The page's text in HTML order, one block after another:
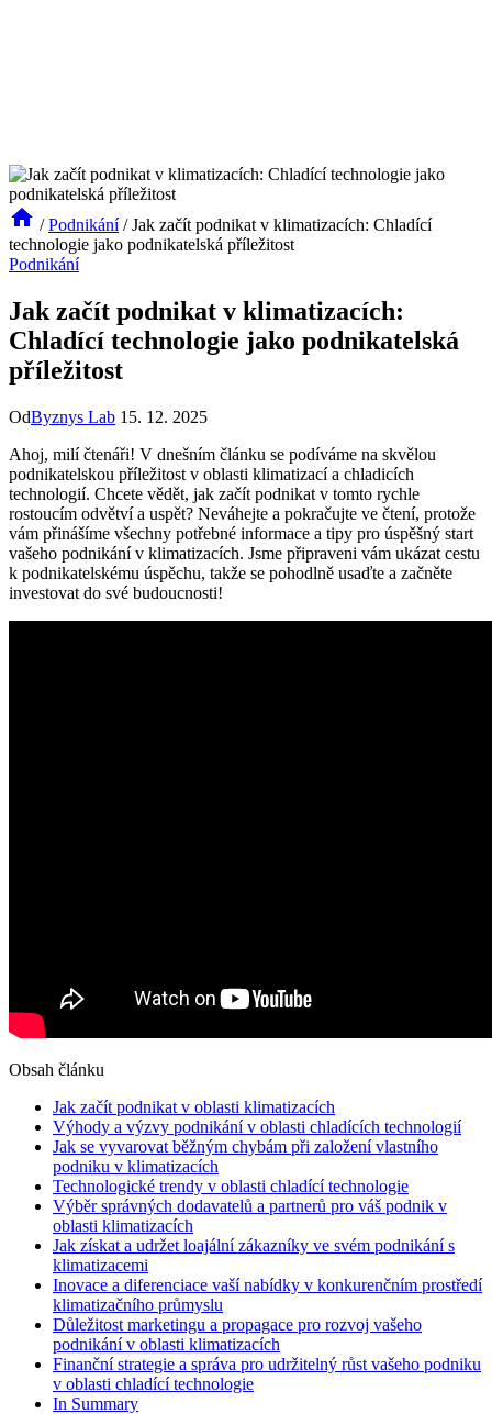
/ Podnikání / Jak začít podnikat v klimatizacích: Chladící
technologie jako podnikatelská příležitost
Podnikání
Jak začít podnikat v klimatizacích:
Chladící technologie jako podnikatelská
příležitost
OdByznys Lab 15. 12. 2025
Ahoj, milí čtenáři! V dnešním článku se podíváme na skvělou
podnikatelskou příležitost v oblasti klimatizací a chladicích
technologií. Chcete vědět, jak začít podnikat v tomto rychle
rostoucím odvětví a uspět? Neváhejte a pokračujte ve čtení, protože
vám přinášíme všechny potřebné informace a tipy pro úspěšný start
vašeho podnikání v klimatizacích. Jsme připraveni vám ukázat cestu
k podnikatelskému úspěchu, takže se pohodlně usaďte a začněte
investovat do své budoucnosti!
Obsah článku
Jak začít podnikat v oblasti klimatizacích
Výhody a výzvy podnikání v oblasti chladících technologií
Jak se vyvarovat běžným chybám při založení vlastního
podniku v klimatizacích
Technologické trendy v oblasti chladící technologie
Výběr správných dodavatelů a partnerů pro váš podnik v
oblasti klimatizacích
Jak získat a udržet loajální zákazníky ve svém podnikání s
klimatizacemi
Inovace a diferenciace vaší nabídky v konkurenčním prostředí
klimatizačního průmyslu
Důležitost marketingu a propagace pro rozvoj vašeho
podnikání v oblasti klimatizacích
Finanční strategie a správa pro udržitelný růst vašeho podniku
v oblasti chladící technologie
In Summary